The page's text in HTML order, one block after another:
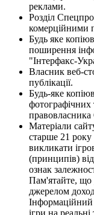
реклами.
Розділ
комерційними
Будь яке
поширення
"Інтерфакс-
Власник веб-
публікації.
Будь-яке
фотографічних
правовласника
Матеріали
старше 21 року
викликати
(принципів)
ознак
Пам'ятайте, що
джерелом
Інформаційний
ігри на